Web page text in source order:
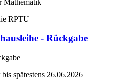
RPTU
- Rückgabe
spätestens 26.06.2026